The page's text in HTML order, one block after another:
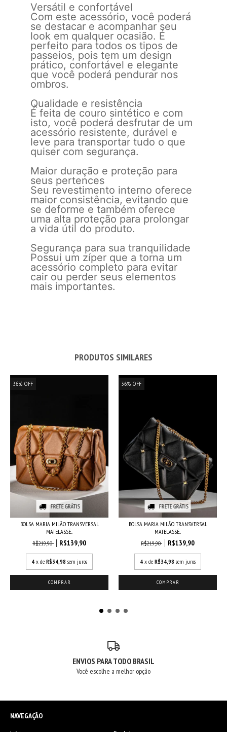
Versátil e confortável
Com este acessório, você poderá
se destacar e acompanhar seu
look em qualquer ocasião. É
perfeito para todos os tipos de
passeios, pois tem um design
prático, confortável e elegante
que você poderá pendurar nos
ombros.
Qualidade e resistência
É feita de couro sintético e com
isto, você poderá desfrutar de um
acessório resistente, durável e
leve para transportar tudo o que
quiser com segurança.
Maior duração e proteção para
seus pertences
Seu revestimento interno oferece
maior consistência, evitando que
se deforme e também oferece
uma alta proteção para prolongar
a vida útil do produto.
Segurança para sua tranquilidade
Possui um zíper que a torna um
acessório completo para evitar
cair ou perder seus elementos
mais importantes.
PRODUTOS SIMILARES
36% OFF
FRETE GRÁTIS
BOLSA MARIA MILÃO TRANSVERSAL
MATELASSÊ...
R$219,90
R$139,90
4 x de R$34,98 sem juros
36% OFF
FRETE GRÁTIS
BOLSA MARIA MILÃO TRANSVERSAL
MATELASSÊ...
R$219,90
R$139,90
4 x de R$34,98 sem juros
ENVIOS PARA TODO BRASIL
Você escolhe a melhor opção
NAVEGAÇÃO